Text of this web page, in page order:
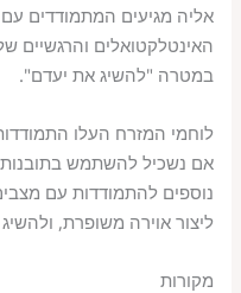
אליה מגיעים המתמודדים
האינטלקטואלים והרגשיים
במטרה "להשיג את יעדם".
לוחמי המזרח העלו
אם נשכיל להשתמש בתובנות
נוספים להתמודדות עם
ליצור אוירה משופרת,
מקורות